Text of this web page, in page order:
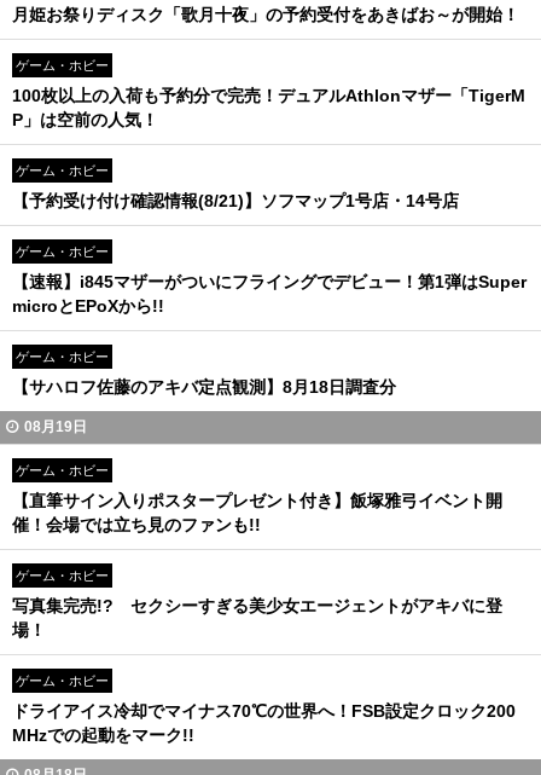
月姫お祭りディスク「歌月十夜」の予約受付をあきばお～が開始！
ゲーム・ホビー
100枚以上の入荷も予約分で完売！デュアルAthlonマザー「TigerM
P」は空前の人気！
ゲーム・ホビー
【予約受け付け確認情報(8/21)】ソフマップ1号店・14号店
ゲーム・ホビー
【速報】i845マザーがついにフライングでデビュー！第1弾はSuper
microとEPoXから!!
ゲーム・ホビー
【サハロフ佐藤のアキバ定点観測】8月18日調査分
08月19日
ゲーム・ホビー
【直筆サイン入りポスタープレゼント付き】飯塚雅弓イベント開
催！会場では立ち見のファンも!!
ゲーム・ホビー
写真集完売!? セクシーすぎる美少女エージェントがアキバに登
場！
ゲーム・ホビー
ドライアイス冷却でマイナス70℃の世界へ！FSB設定クロック200
MHzでの起動をマーク!!